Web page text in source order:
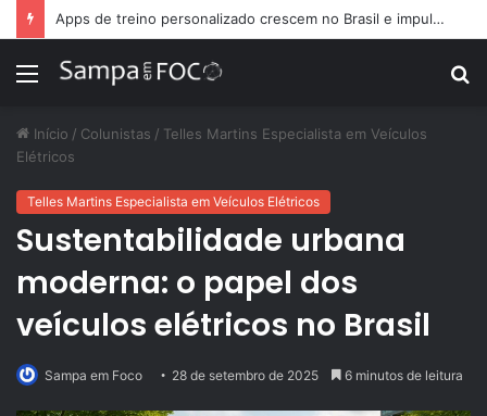
Apps de treino personalizado crescem no Brasil e impulsionam modelo de assinatura fitness
Menu
Início / Colunistas / Telles Martins Especialista em Veículos
Elétricos
Telles Martins Especialista em Veículos Elétricos
Sustentabilidade urbana
moderna: o papel dos
veículos elétricos no Brasil
Sampa em Foco 28 de setembro de 2025 6 minutos de leitura